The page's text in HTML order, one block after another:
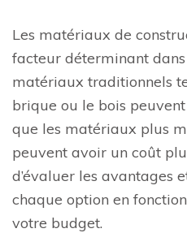
Les matériaux de
facteur déterminant
matériaux traditionnels
brique ou le bois
que les matériaux plus
peuvent avoir un coût
d’évaluer les avantages
chaque option en
votre budget.